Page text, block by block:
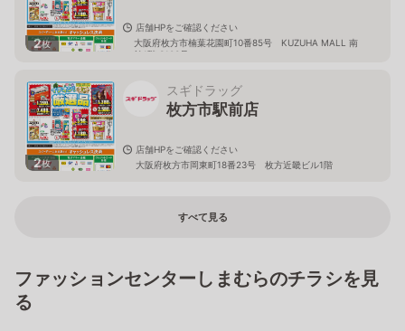
2枚
店舗HPをご確認ください
大阪府枚方市楠葉花園町10番85号 KUZUHA MALL 南
館1階 S103号
2枚
スギドラッグ
枚方市駅前店
店舗HPをご確認ください
大阪府枚方市岡東町18番23号 枚方近畿ビル1階
すべて見る
ファッションセンターしまむらのチラシを見
る